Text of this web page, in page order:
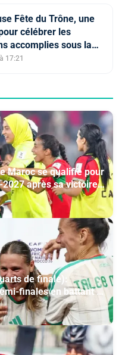
Fête du Trône, une
célébrer les
accomplies sous la
Sa Majesté le Roi (M.
17:21
Maroc se qualifie pour
après sa victoire
de finale):
finales en battant la